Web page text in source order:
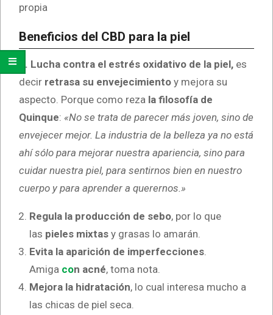
propia
Beneficios del CBD para la piel
1. Lucha contra el estrés oxidativo de la piel, es
decir retrasa su envejecimiento y mejora su
aspecto. Porque como reza la filosofía de
Quinque: «No se trata de parecer más joven, sino de
envejecer mejor. La industria de la belleza ya no está
ahí sólo para mejorar nuestra apariencia, sino para
cuidar nuestra piel, para sentirnos bien en nuestro
cuerpo y para aprender a querernos.»
Regula la producción de sebo, por lo que
las pieles mixtas y grasas lo amarán.
Evita la aparición de imperfecciones
Amiga con acné, toma nota.
Mejora la hidratación, lo cual interesa mucho a
las chicas de piel seca.